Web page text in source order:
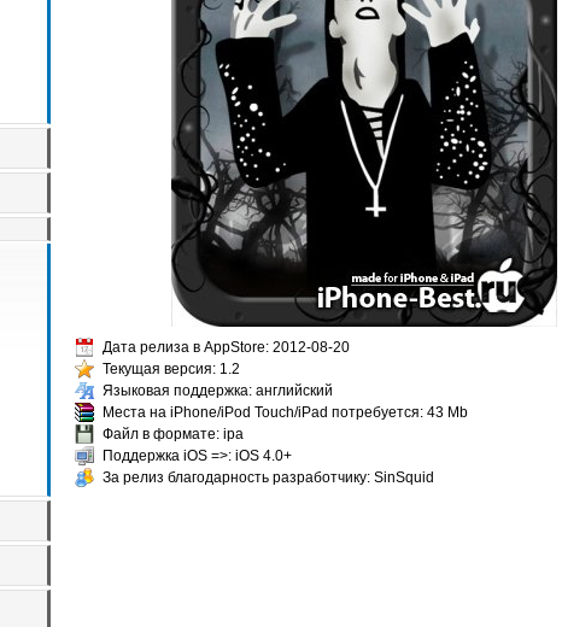
Дата релиза в AppStore: 2012-08-20
Текущая версия: 1.2
Языковая поддержка: английский
Места на iPhone/iPod Touch/iPad потребуется: 43 Mb
Файл в формате: ipa
Поддержка iOS =>: iOS 4.0+
За релиз благодарность разработчику: SinSquid